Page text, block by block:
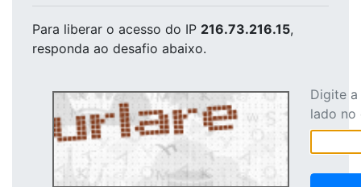
Para liberar o acesso do IP 216.73.216.15,
responda ao desafio abaixo.
Digite
lado no